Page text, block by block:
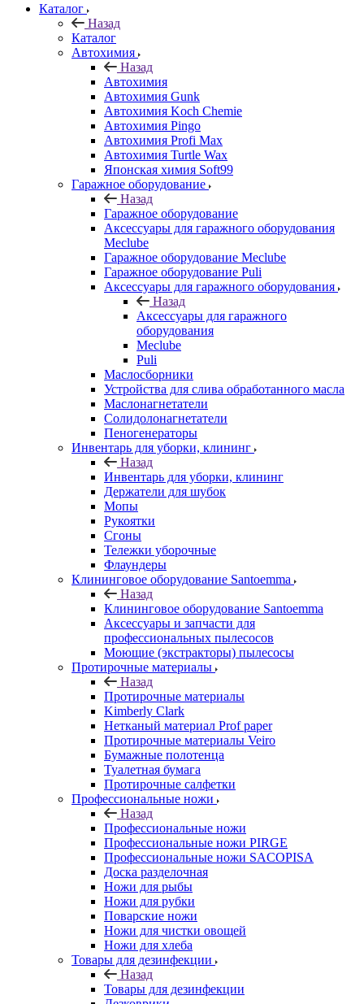
Каталог
Назад
Каталог
Автохимия
Назад
Автохимия
Автохимия Gunk
Автохимия Koch Chemie
Автохимия Pingo
Автохимия Profi Max
Автохимия Turtle Wax
Японская химия Soft99
Гаражное оборудование
Назад
Гаражное оборудование
Аксессуары для гаражного оборудования
Meclube
Гаражное оборудование Meclube
Гаражное оборудование Puli
Аксессуары для гаражного оборудования
Назад
Аксессуары для гаражного
оборудования
Meclube
Puli
Маслосборники
Устройства для слива обработанного масла
Маслонагнетатели
Солидолонагнетатели
Пеногенераторы
Инвентарь для уборки, клининг
Назад
Инвентарь для уборки, клининг
Держатели для шубок
Мопы
Рукоятки
Сгоны
Тележки уборочные
Флаундеры
Клининговое оборудование Santoemma
Назад
Клининговое оборудование Santoemma
Аксессуары и запчасти для
профессиональных пылесосов
Моющие (экстракторы) пылесосы
Протирочные материалы
Назад
Протирочные материалы
Kimberly Clark
Нетканый материал Prof paper
Протирочные материалы Veiro
Бумажные полотенца
Туалетная бумага
Протирочные салфетки
Профессиональные ножи
Назад
Профессиональные ножи
Профессиональные ножи PIRGE
Профессиональные ножи SACOPISA
Доска разделочная
Ножи для рыбы
Ножи для рубки
Поварские ножи
Ножи для чистки овощей
Ножи для хлеба
Товары для дезинфекции
Назад
Товары для дезинфекции